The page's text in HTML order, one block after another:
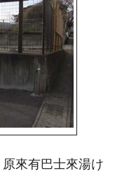
來有巴士來湯け